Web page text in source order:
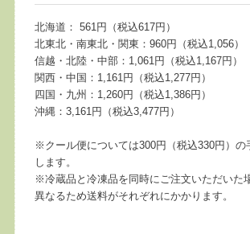
北海道： 561円（税込617円）
北東北・南東北・関東：960円（税込1,056）
信越・北陸・中部：1,061円（税込1,167円）
関西・中国：1,161円（税込1,277円）
四国・九州：1,260円（税込1,386円）
沖縄：3,161円（税込3,477円）
※クール便については300円（税込330円）の
します。
※冷蔵品と冷凍品を同時にご注文いただいた
異なるため送料がそれぞれにかかります。